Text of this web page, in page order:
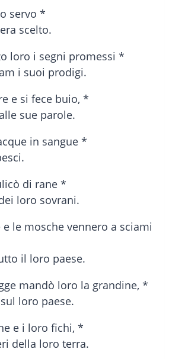
servo *
scelto.
loro i segni promessi *
i suoi prodigi.
e si fece buio, *
sue parole.
in sangue *
di rane *
loro sovrani.
le mosche vennero a sciami
il loro paese.
mandò loro la grandine, *
loro paese.
e i loro fichi, *
della loro terra.